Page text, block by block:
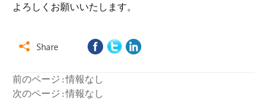
よろしくお願いいたします。
 Share
前のページ : 情報なし
次のページ : 情報なし